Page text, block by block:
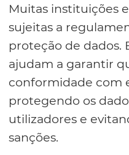
Muitas instituições
sujeitas a
proteção de dados.
ajudam a garantir
conformidade com
protegendo os
utilizadores e
sanções.